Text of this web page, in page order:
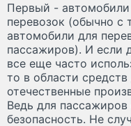
Первый - автомобили
перевозок (обычно с
автомобили для
пассажиров). И если
все еще часто
то в области
отечественные
Ведь для
безопасность. Не